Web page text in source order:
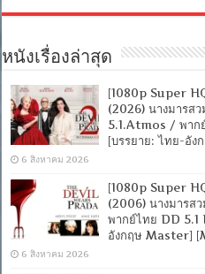
5.1.Atmos
ไทย
DTS:
Blu-
Ray
Master]
[บรรยาย:
ไทย-
อังกฤษ
หนังเรื่องล่าสุด
[1080p Super
(2026) นางมารส
5.1.Atmos / พาก
[บรรยาย: ไทย-อั
6 สิงหาคม 2026
[1080p Super
(2006) นางมารส
พากย์ไทย DD
อังกฤษ Master]
6 สิงหาคม 2026